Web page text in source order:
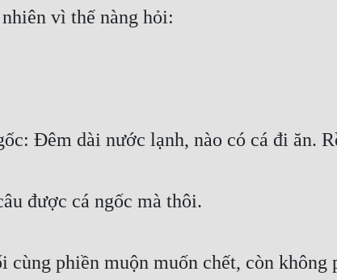
vì thế nàng hỏi:
Đêm dài nước lạnh, nào có cá đi ăn.
được cá ngốc mà thôi.
phiền muộn muốn chết, còn không